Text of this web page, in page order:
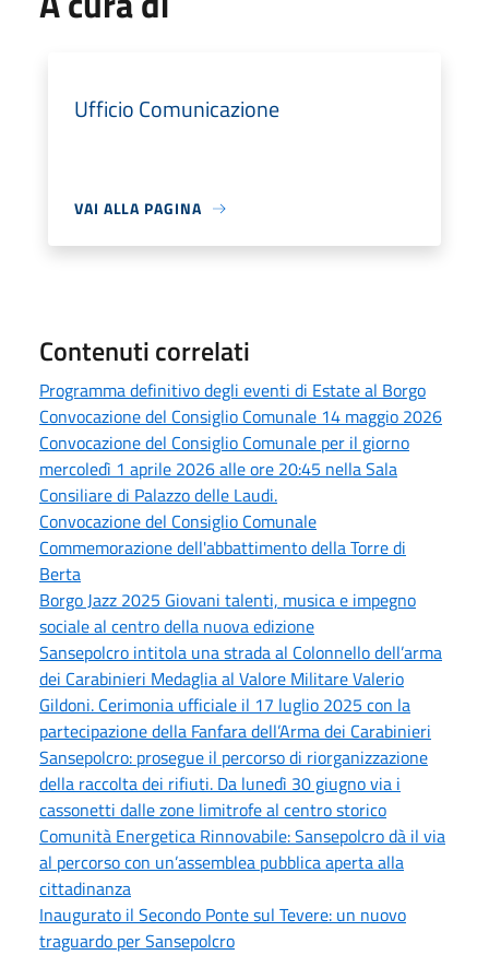
Ufficio Comunicazione
VAI ALLA PAGINA
Contenuti correlati
Programma definitivo degli eventi di Estate al Borgo
Convocazione del Consiglio Comunale 14 maggio 2026
Convocazione del Consiglio Comunale per il giorno
mercoledì 1 aprile 2026 alle ore 20:45 nella Sala
Consiliare di Palazzo delle Laudi.
Convocazione del Consiglio Comunale
Commemorazione dell'abbattimento della Torre di
Berta
Borgo Jazz 2025 Giovani talenti, musica e impegno
sociale al centro della nuova edizione
Sansepolcro intitola una strada al Colonnello dell’arma
dei Carabinieri Medaglia al Valore Militare Valerio
Gildoni. Cerimonia ufficiale il 17 luglio 2025 con la
partecipazione della Fanfara dell’Arma dei Carabinieri
Sansepolcro: prosegue il percorso di riorganizzazione
della raccolta dei rifiuti. Da lunedì 30 giugno via i
cassonetti dalle zone limitrofe al centro storico
Comunità Energetica Rinnovabile: Sansepolcro dà il via
al percorso con un’assemblea pubblica aperta alla
cittadinanza
Inaugurato il Secondo Ponte sul Tevere: un nuovo
traguardo per Sansepolcro